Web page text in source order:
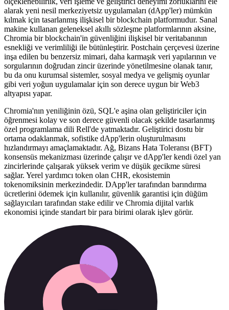
alarak yeni nesil merkeziyetsiz uygulamaları (dApp'ler) mümkün
kılmak için tasarlanmış ilişkisel bir blockchain platformudur. Sanal
makine kullanan geleneksel akıllı sözleşme platformlarının aksine,
Chromia bir blockchain'in güvenliğini ilişkisel bir veritabanının
esnekliği ve verimliliği ile bütünleştirir. Postchain çerçevesi üzerine
inşa edilen bu benzersiz mimari, daha karmaşık veri yapılarının ve
sorgularının doğrudan zincir üzerinde yönetilmesine olanak tanır,
bu da onu kurumsal sistemler, sosyal medya ve gelişmiş oyunlar
gibi veri yoğun uygulamalar için son derece uygun bir Web3
altyapısı yapar.
Chromia'nın yeniliğinin özü, SQL'e aşina olan geliştiriciler için
öğrenmesi kolay ve son derece güvenli olacak şekilde tasarlanmış
özel programlama dili Rell'de yatmaktadır. Geliştirici dostu bir
ortama odaklanmak, sofistike dApp'lerin oluşturulmasını
hızlandırmayı amaçlamaktadır. Ağ, Bizans Hata Toleransı (BFT)
konsensüs mekanizması üzerinde çalışır ve dApp'ler kendi özel yan
zincirlerinde çalışarak yüksek verim ve düşük gecikme süresi
sağlar. Yerel yardımcı token olan CHR, ekosistemin
tokenomiksinin merkezindedir. DApp'ler tarafından barındırma
ücretlerini ödemek için kullanılır, güvenlik garantisi için düğüm
sağlayıcıları tarafından stake edilir ve Chromia dijital varlık
ekonomisi içinde standart bir para birimi olarak işlev görür.